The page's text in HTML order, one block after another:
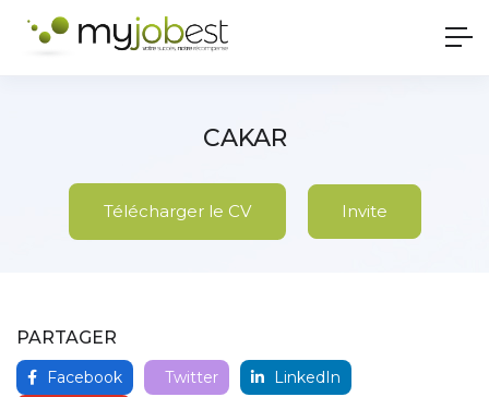
CAKAR
Télécharger le CV Invite
PARTAGER
Facebook Twitter
LinkedIn